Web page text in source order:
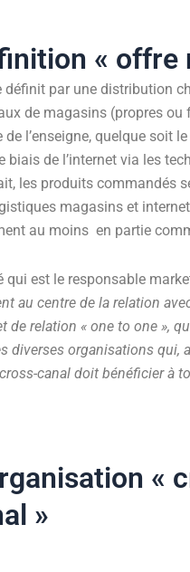
« offre
définit par une distribution
de magasins (propres
de l’enseigne, quelque soit
biais de l’internet via les
les produits commandés
magasins et
au moins en partie
qui est le responsable
au centre de la relation
de relation « one to one »,
diverses organisations qui,
canal doit bénéficier à
«
»